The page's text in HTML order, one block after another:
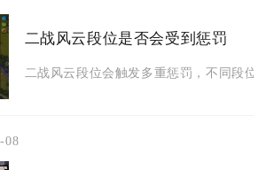
二战风云段位是否会受到惩罚
二战风云段位会触发多重惩罚，不同段位
08